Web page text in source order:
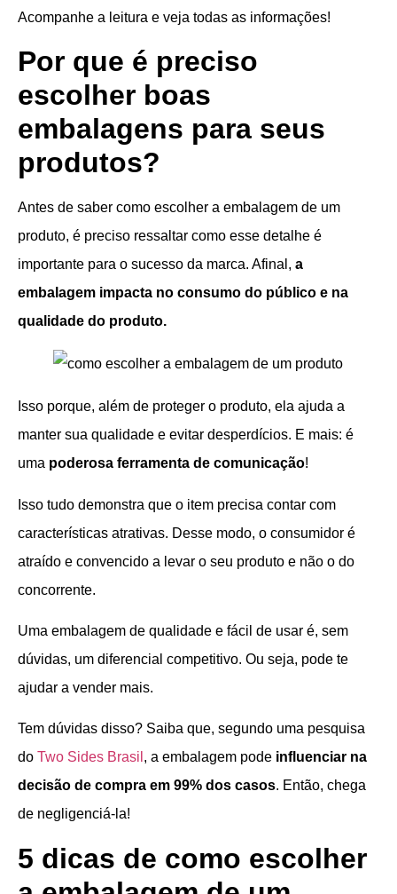
Acompanhe a leitura e veja todas as informações!
Por que é preciso
escolher boas
embalagens para seus
produtos?
Antes de saber como escolher a embalagem de um
produto, é preciso ressaltar como esse detalhe é
importante para o sucesso da marca. Afinal, a
embalagem impacta no consumo do público e na
qualidade do produto.
Isso porque, além de proteger o produto, ela ajuda a
manter sua qualidade e evitar desperdícios. E mais: é
uma poderosa ferramenta de comunicação!
Isso tudo demonstra que o item precisa contar com
características atrativas. Desse modo, o consumidor é
atraído e convencido a levar o seu produto e não o do
concorrente.
Uma embalagem de qualidade e fácil de usar é, sem
dúvidas, um diferencial competitivo. Ou seja, pode te
ajudar a vender mais.
Tem dúvidas disso? Saiba que, segundo uma pesquisa
do Two Sides Brasil , a embalagem pode influenciar na
decisão de compra em 99% dos casos. Então, chega
de negligenciá-la!
5 dicas de como escolher